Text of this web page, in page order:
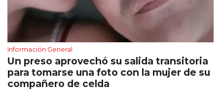
Información General
Un preso aprovechó su salida transitoria
para tomarse una foto con la mujer de su
compañero de celda